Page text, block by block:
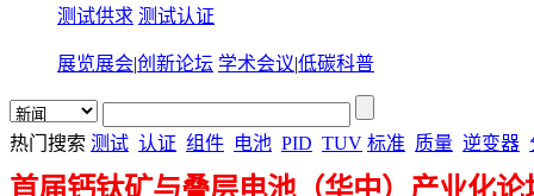
测试供求 测试认证
展览展会|创新论坛 学术会议|低碳科普
热门搜索 测试 认证 组件 电池 PID TUV 标准 质量 逆变器
首届钙钛矿与叠层电池（华中）产业化论